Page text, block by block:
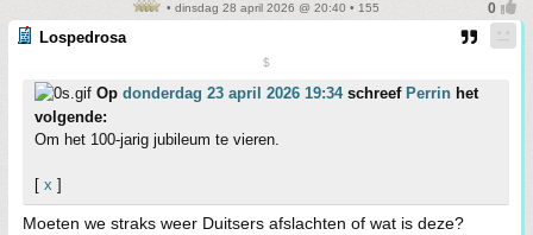
• dinsdag 28 april 2026 @ 20:40 • 155
Lospedrosa
$
Op donderdag 23 april 2026 19:34schreef Perrin het
volgende:
Om het 100-jarig jubileum te vieren.
[ x ]
Moeten we straks weer Duitsers afslachten of wat is deze?